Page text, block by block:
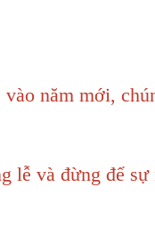
năm mới,
lễ và đừng để sự